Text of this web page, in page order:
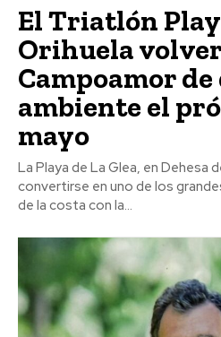
El Triatlón
Orihuela
Campoamor
ambiente el
mayo
La Playa de La Glea, en Dehesa
convertirse en uno de los
de la costa con la...